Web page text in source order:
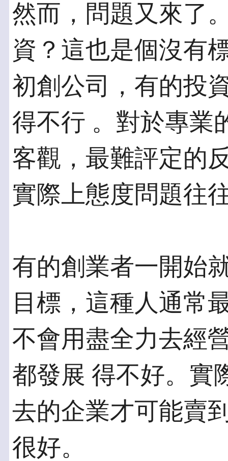
然而，問題又來了
資？這也是個沒有
初創公司，有的投
得不行 。對於專業
客觀，最難評定的
實際上態度問題往
有的創業者一開始
目標，這種人通常
不會用盡全力去經
都發展 得不好。實
去的企業才可能賣
很好。